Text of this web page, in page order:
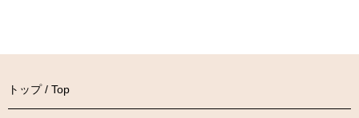
トップ / Top